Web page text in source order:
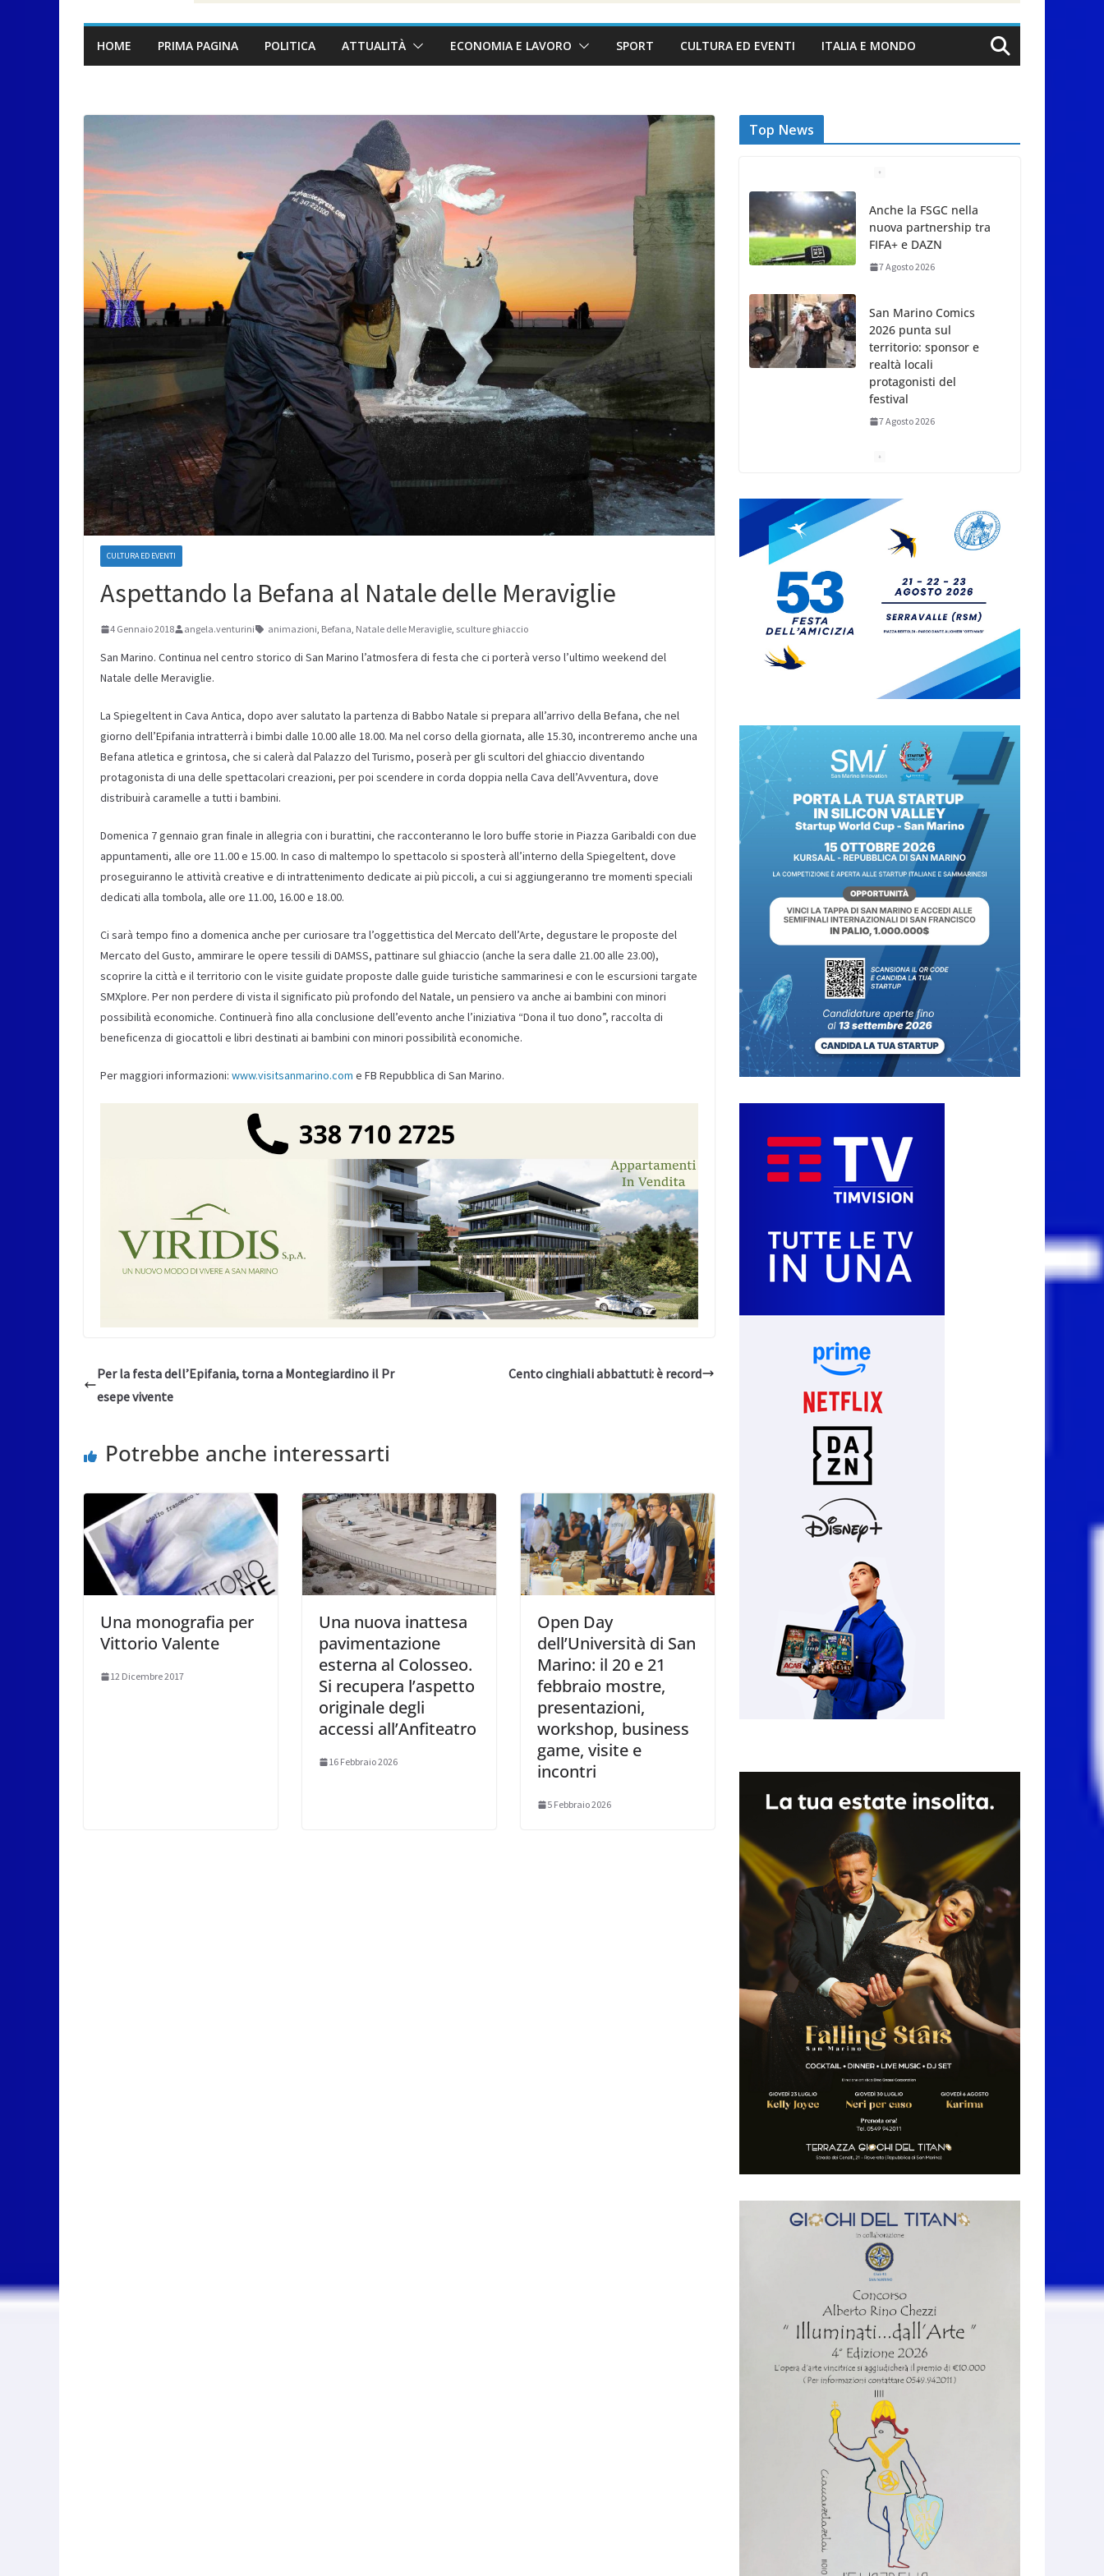
HOME PRIMA PAGINA POLITICA ATTUALITÀ ECONOMIA E LAVORO SPORT CULTURA ED EVENTI ITALIA E MONDO
CULTURA ED EVENTI
Aspettando la Befana al Natale delle Meraviglie
4 Gennaio 2018 angela.venturini animazioni, Befana, Natale delle Meraviglie, sculture ghiaccio
San Marino. Continua nel centro storico di San Marino l’atmosfera di festa che ci porterà verso l’ultimo weekend del
Natale delle Meraviglie.
La Spiegeltent in Cava Antica, dopo aver salutato la partenza di Babbo Natale si prepara all’arrivo della Befana, che nel
giorno dell’Epifania intratterrà i bimbi dalle 10.00 alle 18.00. Ma nel corso della giornata, alle 15.30, incontreremo anche una
Befana atletica e grintosa, che si calerà dal Palazzo del Turismo, poserà per gli scultori del ghiaccio diventando
protagonista di una delle spettacolari creazioni, per poi scendere in corda doppia nella Cava dell’Avventura, dove
distribuirà caramelle a tutti i bambini.
Domenica 7 gennaio gran finale in allegria con i burattini, che racconteranno le loro buffe storie in Piazza Garibaldi con due
appuntamenti, alle ore 11.00 e 15.00. In caso di maltempo lo spettacolo si sposterà all’interno della Spiegeltent, dove
proseguiranno le attività creative e di intrattenimento dedicate ai più piccoli, a cui si aggiungeranno tre momenti speciali
dedicati alla tombola, alle ore 11.00, 16.00 e 18.00.
Ci sarà tempo fino a domenica anche per curiosare tra l’oggettistica del Mercato dell’Arte, degustare le proposte del
Mercato del Gusto, ammirare le opere tessili di DAMSS, pattinare sul ghiaccio (anche la sera dalle 21.00 alle 23.00),
scoprire la città e il territorio con le visite guidate proposte dalle guide turistiche sammarinesi e con le escursioni targate
SMXplore. Per non perdere di vista il significato più profondo del Natale, un pensiero va anche ai bambini con minori
possibilità economiche. Continuerà fino alla conclusione dell’evento anche l’iniziativa “Dona il tuo dono”, raccolta di
beneficenza di giocattoli e libri destinati ai bambini con minori possibilità economiche.
Per maggiori informazioni: www.visitsanmarino.com e FB Repubblica di San Marino.
Per la festa dell’Epifania, torna a Montegiardino il Pr
esepe vivente
Cento cinghiali abbattuti: è record
Potrebbe anche interessarti
Una monografia per
Vittorio Valente
12 Dicembre 2017
Una nuova inattesa
pavimentazione
esterna al Colosseo.
Si recupera l’aspetto
originale degli
accessi all’Anfiteatro
16 Febbraio 2026
Open Day
dell’Università di San
Marino: il 20 e 21
febbraio mostre,
presentazioni,
workshop, business
game, visite e
incontri
5 Febbraio 2026
Top News
Anche la FSGC nella
nuova partnership tra
FIFA+ e DAZN
7 Agosto 2026
San Marino Comics
2026 punta sul
territorio: sponsor e
realtà locali
protagonisti del
festival
7 Agosto 2026
verso l’ora del
tramonto. I luoghi del
territorio dove si potrà
ammirare
7 Agosto 2026
San Marino, stop agli
abbruciamenti di
residui agricoli e
vegetali fino al 15
settembre. Previste
Caccuri celebra
Roberto Sergio:
cittadinanza onoraria,
chiavi della città e
premio alla carriera
7 Agosto 2026